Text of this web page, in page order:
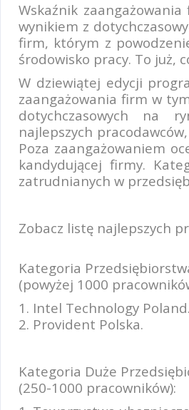
Wskaźnik
wynikiem z
firm, którym z
środowisko pracy. To już,
W dziewiątej edycji
zaangażowania firm w
dotychczasowych na
najlepszych
Poza zaangażowaniem
kandydującej firmy.
zatrudnianych w
Zobacz listę najlepszych
Kategoria
(powyżej 1000
1. Intel Technology Poland.
2. Provident Polska.
Kategoria Duże
(250-1000 pracowników):